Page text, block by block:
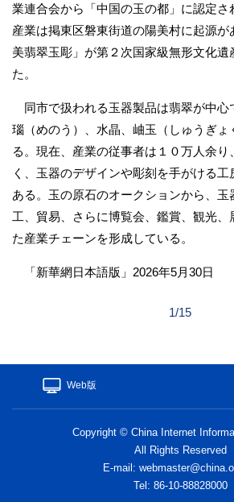
業連合会から「中国の玉の都」に認定さ
産業は掲東区磐東街道の陽美村に起源
美翡翠玉彫」が第２次国家級無形文化
た。
同市で扱われる玉器製品は翡翠が中
瑙（めのう）、水晶、岫玉（しゅうぎょ
る。現在、産業の従事者は１０万人余り
く、玉器のデザインや彫刻を手がける工
ある。玉の原石のオークションから、玉
工、貿易、さらに博覧会、鑑賞、観光、
た産業チェーンを形成している。
「新華網日本語版」2026年5月30日
1/15
Web版
Copyright © China Internet
All Rights Reserved
E-mail:
Tel: 86-10-88828000